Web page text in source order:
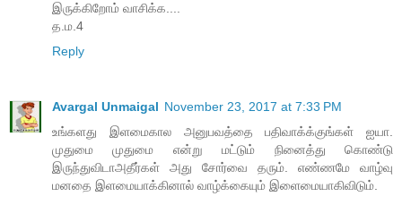
இருக்கிறோம் வாசிக்க....
த.ம.4
Reply
Avargal Unmaigal November 23, 2017 at 7:33 PM
உங்களது இளமைகால அனுபவத்தை பதிவாக்க்குங்கள் ஐயா.
முதுமை முதுமை என்று மட்டும் நினைத்து கொண்டு
இருந்துவிடாஅதீர்கள் அது சோர்வை தரும். எண்ணமே வாழ்வு
மனதை இளமையாக்கினால் வாழ்க்கையும் இளைமையாகிவிடும்.